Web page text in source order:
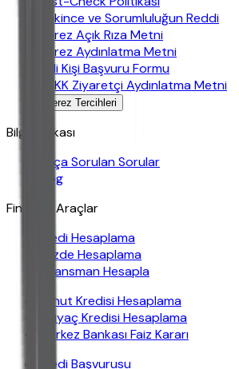
Çekince ve Sorumluluğun Reddi
Çerez Açık Rıza Metni
Çerez Aydınlatma Metni
İlgili Kişi Başvuru Formu
KVKK Ziyaretçi Aydınlatma Metni
Çerez Tercihleri
Bilgi Bankası
Sıkça Sorulan Sorular
Blog
Finansal Araçlar
Kredi Hesaplama
Yüzde Hesaplama
Finansman Hesapla
Konut Kredisi Hesaplama
İhtiyaç Kredisi Hesaplama
Merkez Bankası Faiz Kararı
Kredi Başvurusu